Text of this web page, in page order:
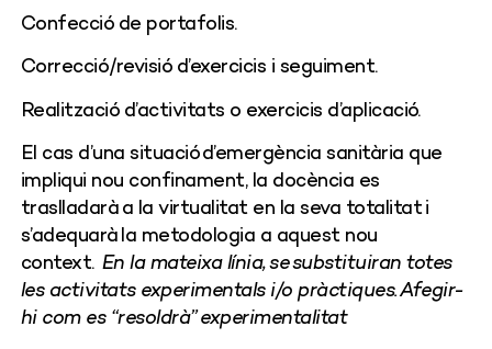
Confecció de portafolis.
Correcció/revisió d’exercicis i seguiment.
Realització d’activitats o exercicis d’aplicació.
El cas d’una situació d’emergència sanitària que
impliqui nou confinament, la docència es
traslladarà a la virtualitat en la seva totalitat i
s’adequarà la metodologia a aquest nou
context. En la mateixa línia, se substituiran totes
les activitats experimentals i/o pràctiques. Afegir-
hi com es “resoldrà” experimentalitat